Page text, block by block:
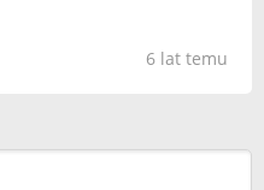
6 lat temu